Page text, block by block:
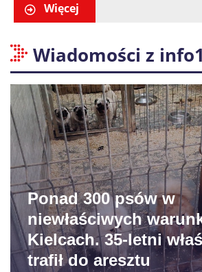
Więcej
Wiadomości z
Ponad 300 psów w
niewłaściwych
Kielcach. 35-letni
trafił do aresztu